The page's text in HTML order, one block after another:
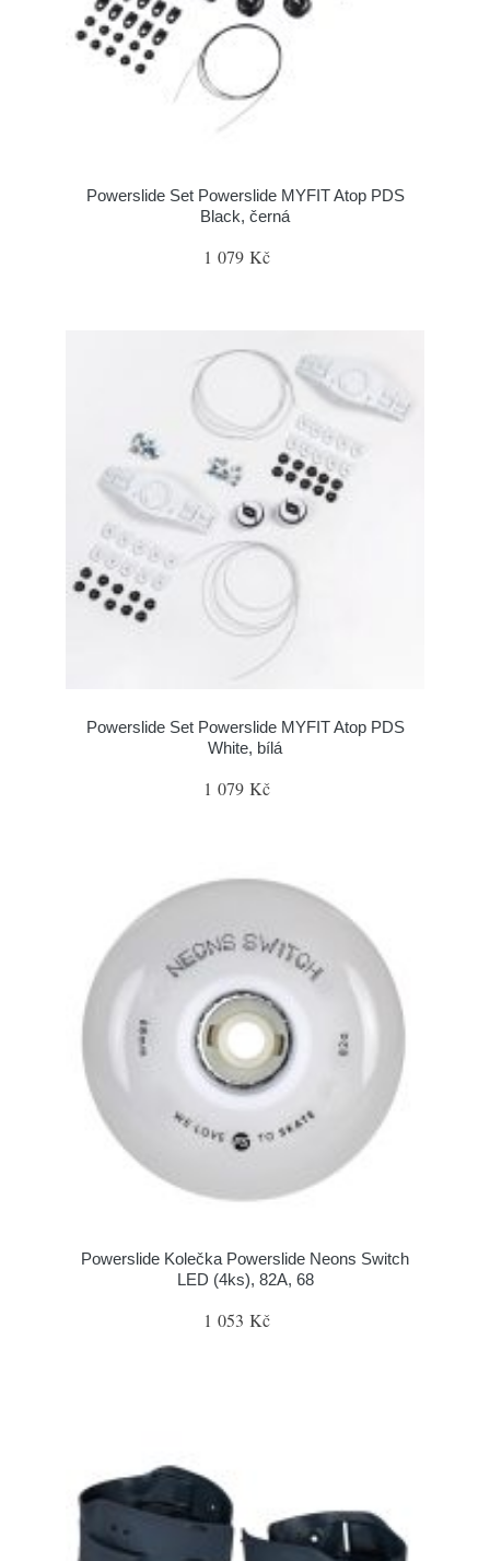
Powerslide Set Powerslide MYFIT Atop PDS
Black, černá
1 079 Kč
Powerslide Set Powerslide MYFIT Atop PDS
White, bílá
1 079 Kč
Powerslide Kolečka Powerslide Neons Switch
LED (4ks), 82A, 68
1 053 Kč